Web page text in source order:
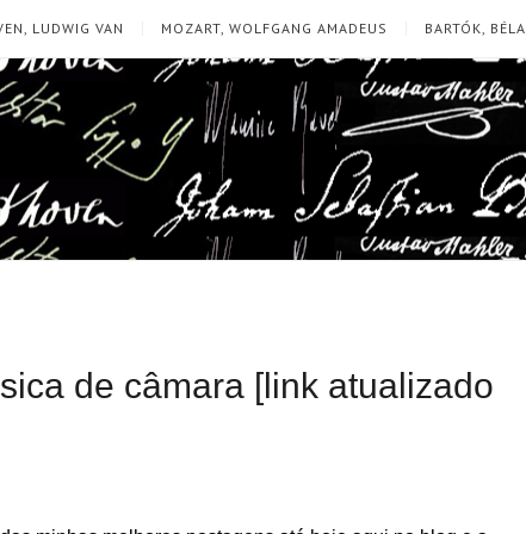
LUDWIG VAN MOZART, WOLFGANG AMADEUS BARTÓK, BÉLA
de câmara [link atualizado